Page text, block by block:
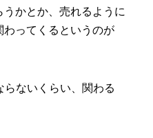
かとか、売れるように
わってくるというのが
らないくらい、関わる